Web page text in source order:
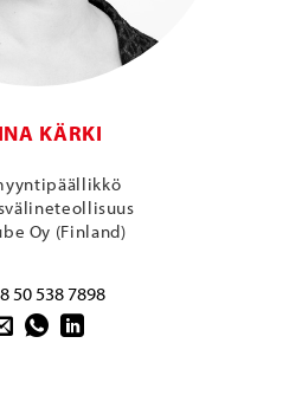
KÄRKI
Oy (Finland)
50 538 7898